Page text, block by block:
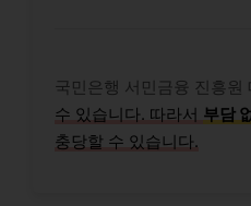
국민은행 서민금융 진흥원
수 있습니다. 따라서 부담
충당할 수 있습니다.